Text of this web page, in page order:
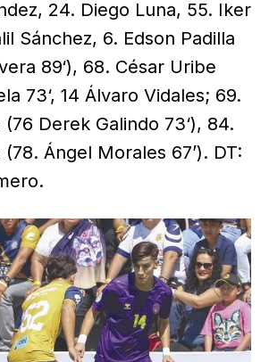
24. Diego Luna, 55. Iker
Sánchez, 6. Edson Padilla
89‘), 68. César Uribe
73‘, 14 Álvaro Vidales; 69.
Derek Galindo 73‘), 84.
Ángel Morales 67’). DT: